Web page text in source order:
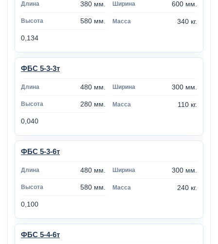
380 мм. 600 мм.
580 мм. 340 кг.
0,134
ФБС 5-3-3т
480 мм. 300 мм.
280 мм. 110 кг.
0,040
ФБС 5-3-6т
480 мм. 300 мм.
580 мм. 240 кг.
0,100
ФБС 5-4-6т